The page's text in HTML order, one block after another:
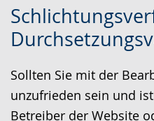
Sollten Sie mit der
unzufrieden sein und
Betreiber der Website
u
r
e
i
k
v
i
i
n
i
d